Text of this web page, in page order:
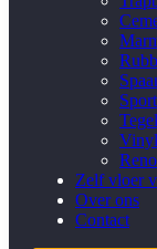
Zelf vloer
Over ons
Contact